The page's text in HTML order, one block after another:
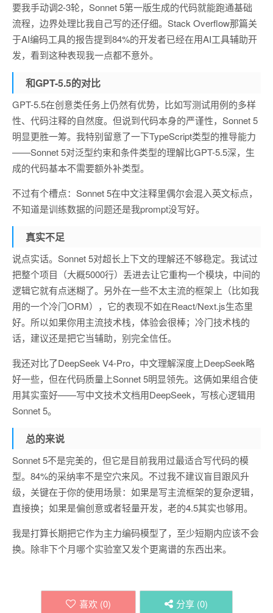
要我手动调2-3轮，Sonnet 5第一版生成的代码就能跑通基础
流程，边界处理比我自己写的还仔细。Stack Overflow那篇关
于AI编码工具的报告提到84%的开发者已经在用AI工具辅助开
发，看到这种表现我一点都不意外。
和GPT-5.5的对比
GPT-5.5在创意类任务上仍然有优势，比如写测试用例的多样
性、代码注释的自然度。但说到代码本身的严谨性，Sonnet 5
明显更胜一筹。我特别留意了一下TypeScript类型的推导能力
——Sonnet 5对泛型约束和条件类型的理解比GPT-5.5深，生
成的代码基本不需要额外补类型。
不过有个槽点：Sonnet 5在中文注释里偶尔会混入英文标点，
不知道是训练数据的问题还是我prompt没写好。
真实不足
说点实话。Sonnet 5对超长上下文的理解还不够稳定。我试过
把整个项目（大概5000行）丢进去让它重构一个模块，中间的
逻辑它就有点迷糊了。另外在一些不太主流的框架上（比如我
用的一个冷门ORM），它的表现不如在React/Next.js生态里
好。所以如果你用主流技术栈，体验会很棒；冷门技术栈的
话，建议还是把它当辅助，别完全信任。
我还对比了DeepSeek V4-Pro，中文理解深度上DeepSeek略
好一些，但在代码质量上Sonnet 5明显领先。这俩如果组合使
用其实蛮好——写中文技术文档用DeepSeek，写核心逻辑用
Sonnet 5。
总的来说
Sonnet 5不是完美的，但它是目前我用过最适合写代码的模
型。84%的采纳率不是空穴来风。不过我不建议盲目跟风升
级，关键在于你的使用场景：如果是写主流框架的复杂逻辑，
直接换；如果是偏创意或者轻量开发，老的4.5其实也够用。
我是打算长期把它作为主力编码模型了，至少短期内应该不会
换。除非下个月哪个实验室又发个更离谱的东西出来。
喜欢 (0) 分享 (0)